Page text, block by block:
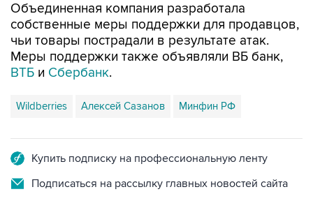
Объединенная компания разработала
собственные меры поддержки для продавцов,
чьи товары пострадали в результате атак.
Меры поддержки также объявляли ВБ банк,
ВТБ и Сбербанк.
Wildberries Алексей Сазанов Минфин РФ
Купить подписку на профессиональную ленту
Подписаться на рассылку главных новостей сайта